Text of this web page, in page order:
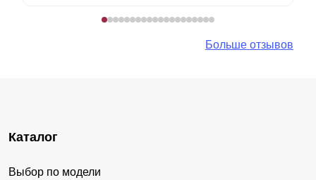
Больше отзывов
Каталог
Выбор по модели